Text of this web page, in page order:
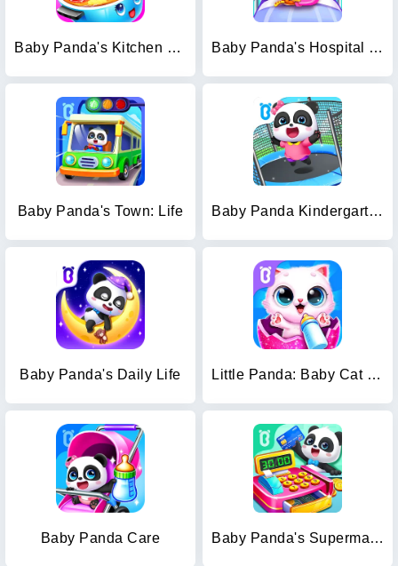
Baby Panda's Kitchen Party Baby Panda's Hospital Care
Baby Panda's Town: Life Baby Panda Kindergarten
Baby Panda's Daily Life Little Panda: Baby Cat Daycare
Baby Panda Care Baby Panda's Supermarket